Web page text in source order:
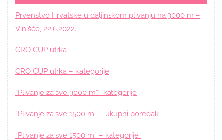
Prvenstvo Hrvatske u daljinskom plivanju na 3000 m –
Vinišće, 22.6.2022.
CRO CUP utrka
CRO CUP utrka – kategorije
“Plivanje za sve 3000 m” -kategorije
“Plivanje za sve 1500 m” – ukupni poredak
“Plivanje za sve 1500 m” – kategorije